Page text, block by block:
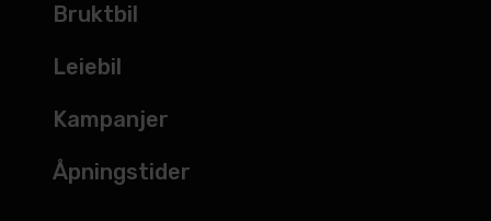
Bruktbil
Leiebil
Kampanjer
Åpningstider